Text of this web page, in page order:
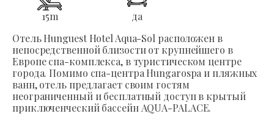
15m
да
Отель Hunguest Hotel Aqua-Sol расположен в
непосредственной близости от крупнейшего в
Европе спа-комплекса, в туристическом центре
города. Помимо спа-центра Hungarospa и пляжных
ванн, отель предлагает своим гостям
неограниченный и бесплатный доступ в крытый
приключенческий бассейн AQUA-PALACE.